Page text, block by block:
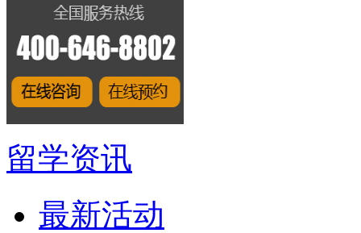
留学资讯
最新活动